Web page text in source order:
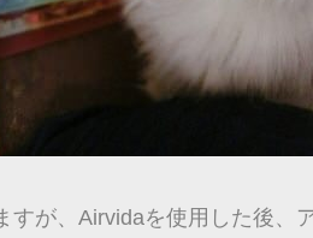
が、Airvidaを使用した後、